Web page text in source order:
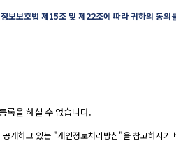
보보호법 제15조 및 제22조에 따라 귀하의 동의
록을 하실 수 없습니다.
공개하고 있는 "개인정보처리방침"을 참고하시기